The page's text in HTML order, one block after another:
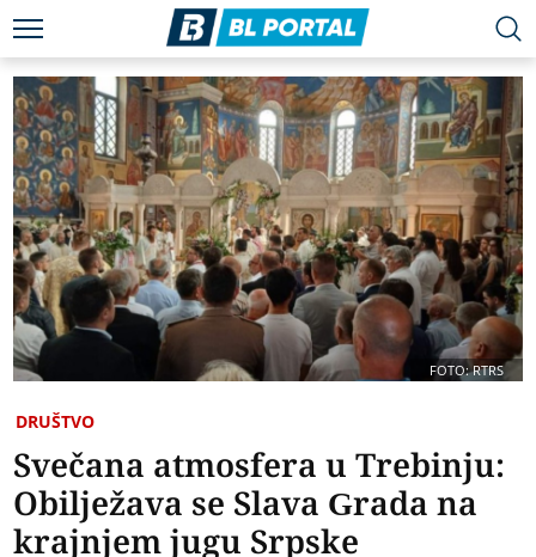
FOTO: RTRS
DRUŠTVO
Svečana atmosfera u Trebinju:
Obilježava se Slava Grada na
krajnjem jugu Srpske